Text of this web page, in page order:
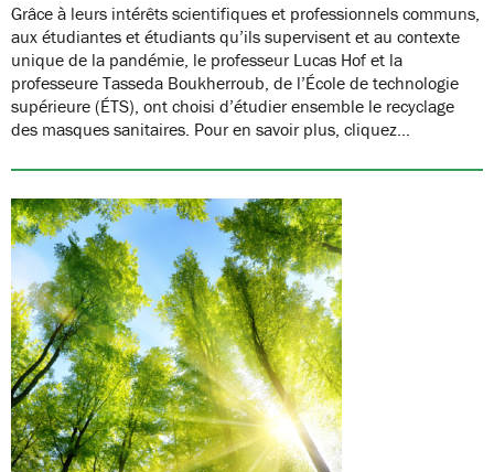
Grâce à leurs intérêts scientifiques et professionnels communs,
aux étudiantes et étudiants qu’ils supervisent et au contexte
unique de la pandémie, le professeur Lucas Hof et la
professeure Tasseda Boukherroub, de l’École de technologie
supérieure (ÉTS), ont choisi d’étudier ensemble le recyclage
des masques sanitaires. Pour en savoir plus, cliquez…